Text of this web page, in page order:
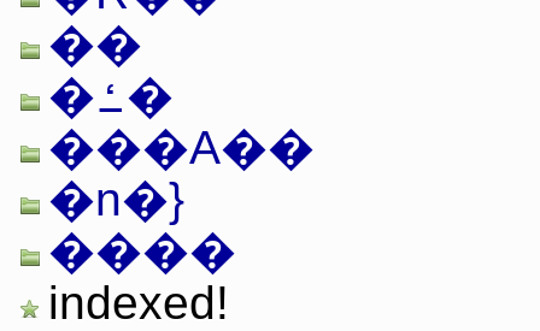
��
�ߑ�
���A��
�n�}
����
indexed!